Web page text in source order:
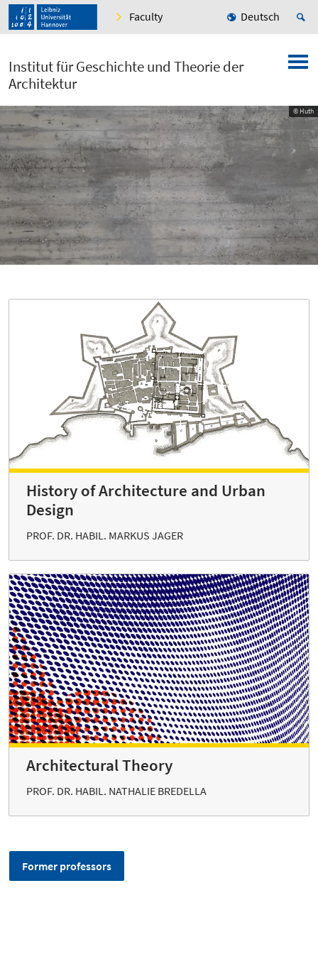
Faculty Deutsch
Institut für Geschichte und Theorie der
Architektur
© Huth
History of Architecture and Urban
Design
PROF. DR. HABIL. MARKUS JAGER
Architectural Theory
PROF. DR. HABIL. NATHALIE BREDELLA
Former professors